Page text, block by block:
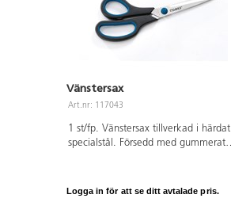
Vänstersax
Art.nr: 117043
1 st/fp. Vänstersax tillverkad i härdat
specialstål. Försedd med gummerat
Logga in för att se ditt avtalade pris.